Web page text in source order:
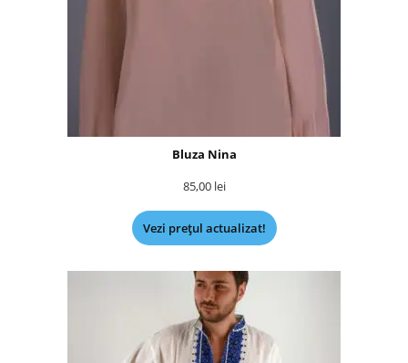
Bluza Nina
85,00 lei
Vezi prețul actualizat!